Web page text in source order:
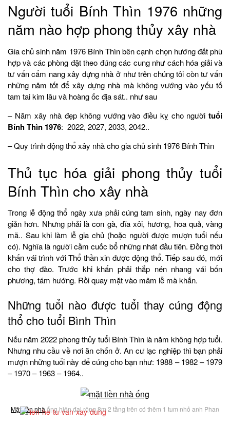
Người tuổi Bính Thìn 1976 những
năm nào hợp phong thủy xây nhà
Gia chủ sinh năm 1976 Bính Thìn bên cạnh chọn hướng đất phù
hợp và các phòng đặt theo đúng các cung như cách hóa giải và
tư vấn cẩm nang xây dựng nhà ở như trên chúng tôi còn tư vấn
những năm tốt để xây dựng nhà mà không vướng vào yếu tố
tam tai kim lâu và hoàng ốc địa sát.. như sau
– Năm xây nhà đẹp không vướng vào điều kỵ cho người tuổi
Bính Thìn 1976: 2022, 2027, 2033, 2042..
– Quy trình động thổ xây nhà cho gia chủ sinh 1976 Bính Thìn
Thủ tục hóa giải phong thủy tuổi
Bính Thìn cho xây nhà
Trong lễ động thổ ngày xưa phải cúng tam sinh, ngày nay đơn
giản hơn. Nhưng phải là con gà, đĩa xôi, hương, hoa quả, vàng
mã.. Sau khi làm lễ gia chủ (hoặc người được mượn tuổi nếu
có). Nghĩa là người cầm cuốc bổ những nhát đầu tiên. Đồng thời
khấn vái trình với Thổ thần xin được động thổ. Tiếp sau đó, mới
cho thợ đào. Trước khi khấn phải thắp nén nhang vái bốn
phương, tám hướng. Rồi quay mặt vào mâm lễ mà khấn.
Những tuổi nào được tuổi thay cúng động
thổ cho tuổi Bình Thìn
Nếu năm 2022 phong thủy tuổi Bính Thìn là năm không hợp tuổi.
Nhưng nhu cầu về nơi ăn chốn ở. An cư lạc nghiệp thì bạn phải
mượn những tuổi này để cúng cho bạn như: 1988 – 1982 – 1979
– 1970 – 1963 – 1964..
Mặt tiền nhàống hiện đại rộng 8m 2 tầng trên có thêm 1 tum nhỏ anh Phan